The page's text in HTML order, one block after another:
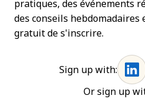
pratiques, des événements
des conseils
gratuit de s'inscrire.
Sign up with:
Or sign up